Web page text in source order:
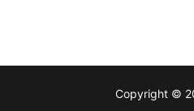
Copyright ©